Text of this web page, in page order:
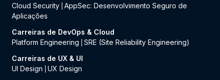
Cloud Security AppSec: Desenvolvimento Seguro de
Aplicações
Carreiras de DevOps & Cloud
Platform Engineering
SRE (Site Reliability Engineering)
Carreiras de UX & UI
UI Design
UX Design